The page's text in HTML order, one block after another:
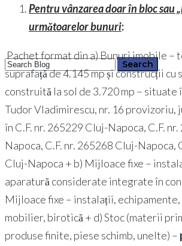
Pentru vânzarea doar în bloc sau
următoarelor bunuri:
Pachet format din a) Bunuri imobile –
suprafață de 4.145 mp și construcții cu
construită la sol de 3.720 mp – situate
Tudor Vladimirescu, nr. 16 provizoriu,
în C.F. nr. 265229 Cluj-Napoca, C.F.
Napoca, C.F. nr. 265268 Cluj-Napoca,
Cluj-Napoca + b) Mijloace fixe –
aparatură considerate integrate în
Mijloace fixe – instalații,
mobilier, birotică + d) Stoc (materii
produse finite, piese schimb, unelte) –